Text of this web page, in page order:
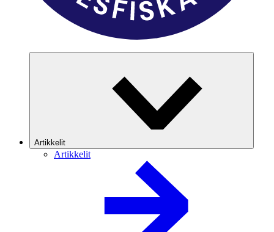
Artikkelit
Artikkelit